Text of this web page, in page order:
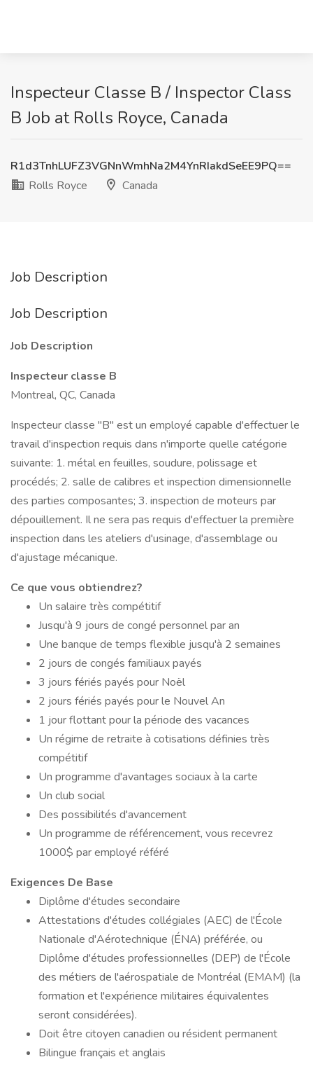
Inspecteur Classe B / Inspector Class
B Job at Rolls Royce, Canada
R1d3TnhLUFZ3VGNnWmhNa2M4YnRIakdSeEE9PQ==
Rolls Royce
Canada
Job Description
Job Description
Job Description
Inspecteur classe B
Montreal, QC, Canada
Inspecteur classe "B" est un employé capable d'effectuer le
travail d'inspection requis dans n'importe quelle catégorie
suivante: 1. métal en feuilles, soudure, polissage et
procédés; 2. salle de calibres et inspection dimensionnelle
des parties composantes; 3. inspection de moteurs par
dépouillement. Il ne sera pas requis d'effectuer la première
inspection dans les ateliers d'usinage, d'assemblage ou
d'ajustage mécanique.
Ce que vous obtiendrez?
Un salaire très compétitif
Jusqu'à 9 jours de congé personnel par an
Une banque de temps flexible jusqu'à 2 semaines
2 jours de congés familiaux payés
3 jours fériés payés pour Noël
2 jours fériés payés pour le Nouvel An
1 jour flottant pour la période des vacances
Un régime de retraite à cotisations définies très
compétitif
Un programme d'avantages sociaux à la carte
Un club social
Des possibilités d'avancement
Un programme de référencement, vous recevrez
1000$ par employé référé
Exigences De Base
Diplôme d'études secondaire
Attestations d'études collégiales (AEC) de l'École
Nationale d'Aérotechnique (ÉNA) préférée, ou
Diplôme d'études professionnelles (DEP) de l'École
des métiers de l'aérospatiale de Montréal (EMAM) (la
formation et l'expérience militaires équivalentes
seront considérées).
Doit être citoyen canadien ou résident permanent
Bilingue français et anglais